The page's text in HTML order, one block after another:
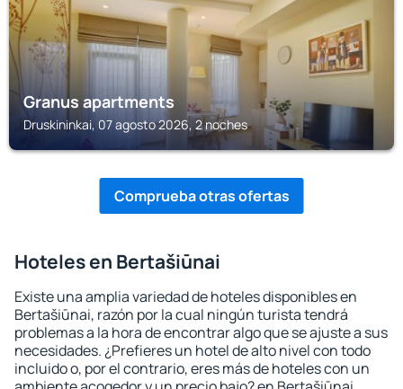
Granus apartments
Druskininkai, 07 agosto 2026, 2 noches
Comprueba otras ofertas
Hoteles en Bertašiūnai
Existe una amplia variedad de hoteles disponibles en
Bertašiūnai, razón por la cual ningún turista tendrá
problemas a la hora de encontrar algo que se ajuste a sus
necesidades. ¿Prefieres un hotel de alto nivel con todo
incluido o, por el contrario, eres más de hoteles con un